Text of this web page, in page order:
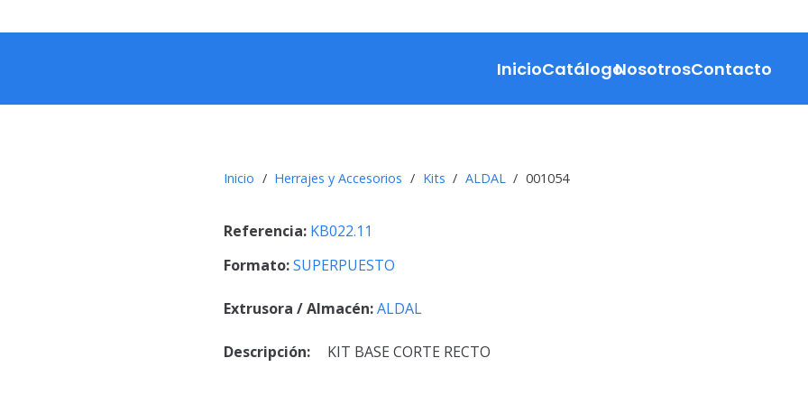
InicioCatálogoNosotrosContacto
Inicio / Herrajes y Accesorios / Kits / ALDAL / 001054
Referencia: KB022.11
Formato:SUPERPUESTO
Extrusora / Almacén:ALDAL
Descripción: KIT BASE CORTE RECTO